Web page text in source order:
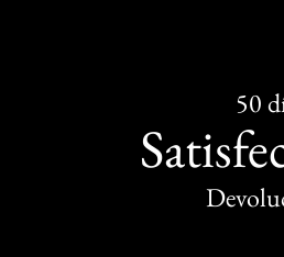
50